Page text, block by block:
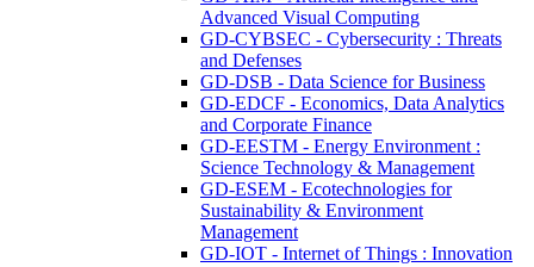
Advanced Visual Computing
GD-CYBSEC - Cybersecurity : Threats
and Defenses
GD-DSB - Data Science for Business
GD-EDCF - Economics, Data Analytics
and Corporate Finance
GD-EESTM - Energy Environment :
Science Technology & Management
GD-ESEM - Ecotechnologies for
Sustainability & Environment
Management
GD-IOT - Internet of Things : Innovation